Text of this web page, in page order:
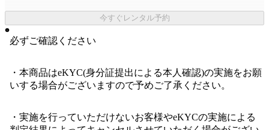
今すぐレンタル予約
必ずご確認ください
・本商品はeKYC(身分証提出による本人確認)の実施をお願
いする場合がございますので予めご了承ください。
・実施を行っていただけないお客様やeKYCの実施による